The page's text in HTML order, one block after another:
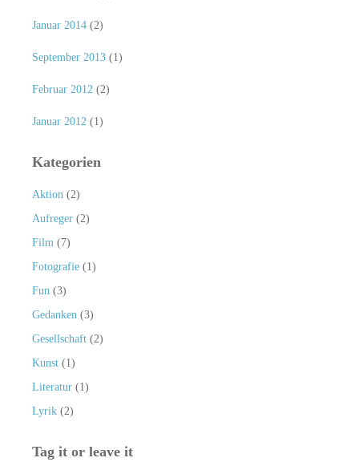
Januar 2014(2)
September 2013(1)
Februar 2012 (2)
Januar 2012 (1)
Kategorien
Aktion (2)
Aufreger(2)
Film (7)
Fotografie(1)
Fun (3)
Gedanken (3)
Gesellschaft(2)
Kunst(1)
Literatur(1)
Lyrik(2)
Tag it or leave it